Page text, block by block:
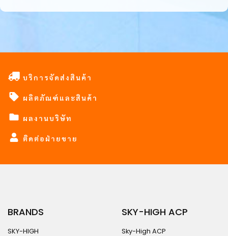
บริการจัดส่งสินค้า
ผลิตภัณฑ์และสินค้า
ผลงานบริษัท
ติดต่อฝ่ายขาย
BRANDS
SKY-HIGH
SKY-HIGH ACP
Sky-High ACP